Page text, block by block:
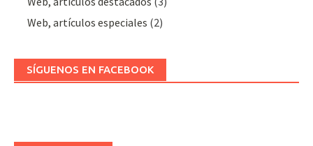
Web, artículos especiales (2)
SÍGUENOS EN FACEBOOK